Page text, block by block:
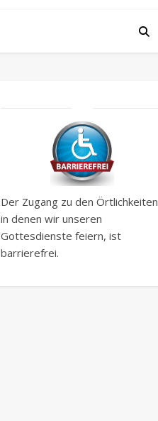
Der Zugang zu den Örtlichkeiten
in denen wir unseren
Gottesdienste feiern, ist
barrierefrei.